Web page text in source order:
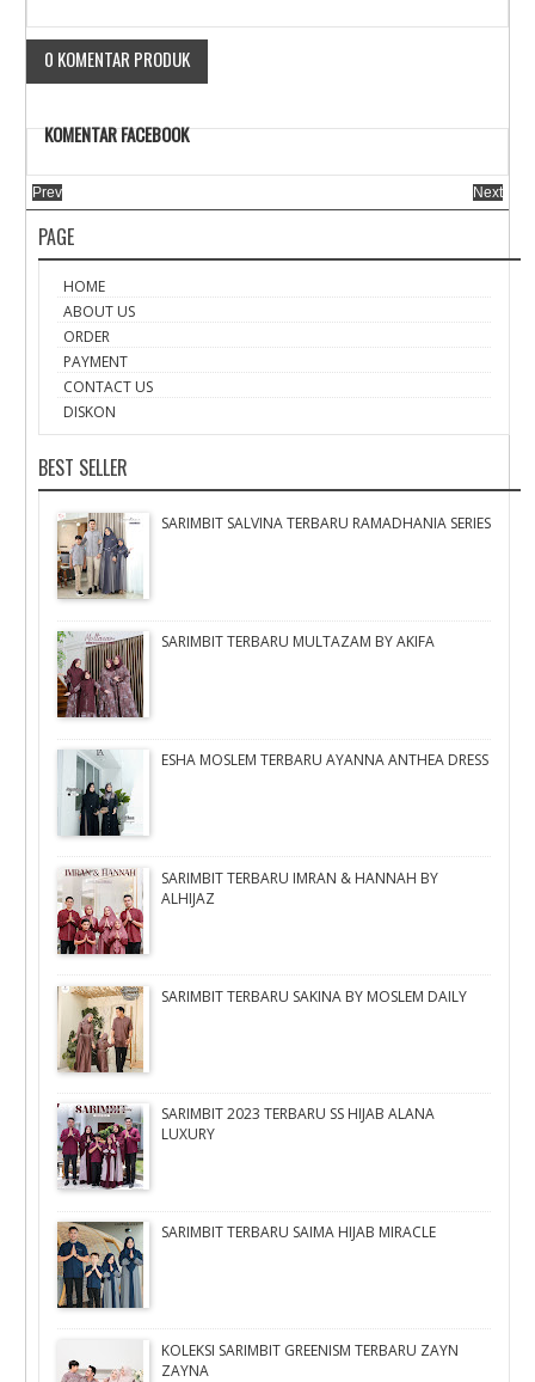
0 KOMENTAR PRODUK
KOMENTAR FACEBOOK
Prev Next
PAGE
HOME
ABOUT US
ORDER
PAYMENT
CONTACT US
DISKON
BEST SELLER
SARIMBIT SALVINA TERBARU RAMADHANIA SERIES
SARIMBIT TERBARU MULTAZAM BY AKIFA
ESHA MOSLEM TERBARU AYANNA ANTHEA DRESS
SARIMBIT TERBARU IMRAN & HANNAH BY
ALHIJAZ
SARIMBIT TERBARU SAKINA BY MOSLEM DAILY
SARIMBIT 2023 TERBARU SS HIJAB ALANA
LUXURY
SARIMBIT TERBARU SAIMA HIJAB MIRACLE
KOLEKSI SARIMBIT GREENISM TERBARU ZAYN
ZAYNA